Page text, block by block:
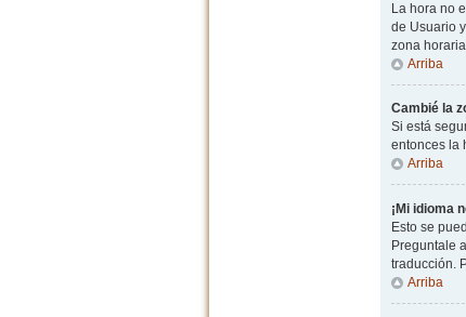
La hora no
de Usuario
zona
Arriba
Cambié la
Si está
entonces la
Arriba
¡Mi idioma
Esto se
Preguntale
traducción.
Arriba